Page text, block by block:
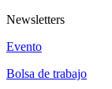
Newsletters
Evento
Bolsa de trabajo